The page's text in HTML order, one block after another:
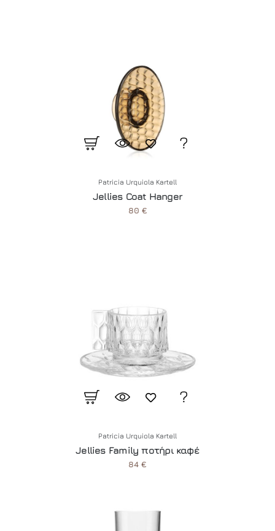
Patricia Urquiola Kartell
Jellies Coat Hanger
80 €
Patricia Urquiola Kartell
Jellies Family ποτήρι καφέ
84 €